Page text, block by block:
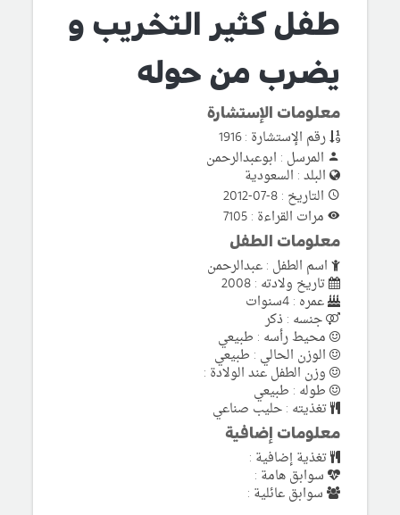
طفل كثير التخريب و
يضرب من حوله
معلومات الإستشارة
رقم الإستشارة : 1916
المرسل : ابوعبدالرحمن
البلد : السعودية
التاريخ : 8-07-2012
مرات القراءة : 7105
معلومات الطفل
اسم الطفل : عبدالرحمن
تاريخ ولادته : 2008
عمره : 4سنوات
جنسه : ذكر
محيط رأسه : طبيعي
الوزن الحالي : طبيعي
وزن الطفل عند الولادة :
طوله : طبيعي
تغذيته : حليب صناعي
معلومات إضافية
تغذية إضافية :
سوابق هامة :
سوابق عائلية :